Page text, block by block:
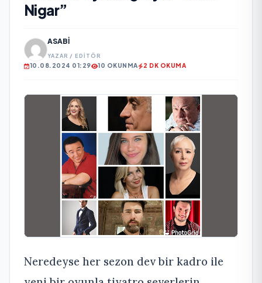
Nigar”
ASABI
YAZAR / EDITÖR
10.08.2024 01:29 10 OKUNMA 2 DK OKUMA
Neredeyse her sezon dev bir kadro ile